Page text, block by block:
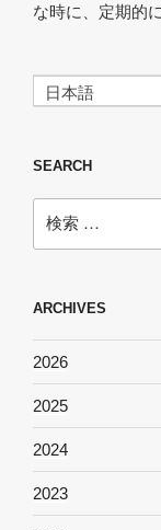
な時に、定期的
日本語
SEARCH
索:
ARCHIVES
2026
2025
2024
2023